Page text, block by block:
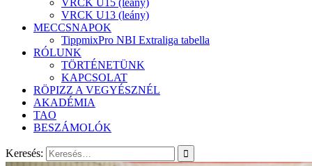
VRCK U15 (leány)
VRCK U13 (leány)
MECCSNAPOK
TippmixPro NBI Extraliga tabella
RÓLUNK
TÖRTÉNETÜNK
KAPCSOLAT
RÖPIZZ A VEGYÉSZNÉL
AKADÉMIA
TAO
BESZÁMOLÓK
Keresés: